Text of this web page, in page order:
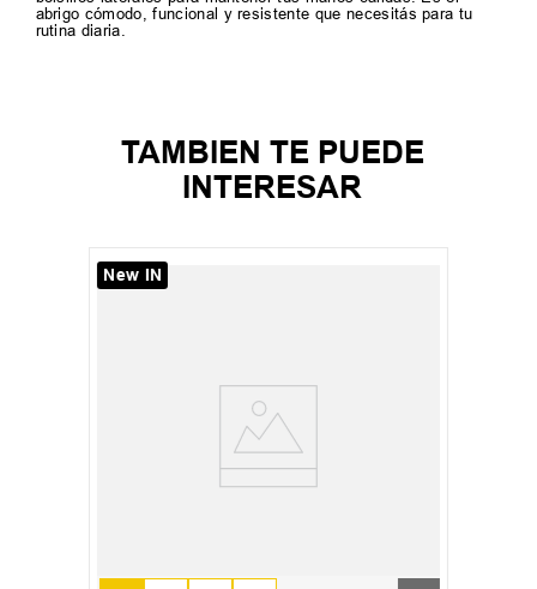
abrigo cómodo, funcional y resistente que necesitás para tu
rutina diaria.
TAMBIEN TE PUEDE
INTERESAR
New IN